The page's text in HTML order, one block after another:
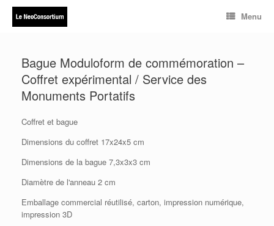
Skip
content
Menu
Bague Moduloform de commémoration –
Coffret expérimental / Service des
Monuments Portatifs
Coffret et bague
Dimensions du coffret 17x24x5 cm
Dimensions de la bague 7,3x3x3 cm
Diamètre de l'anneau 2 cm
Emballage commercial réutilisé, carton, impression numérique,
impression 3D